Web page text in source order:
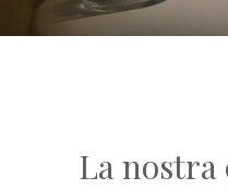
La nostra